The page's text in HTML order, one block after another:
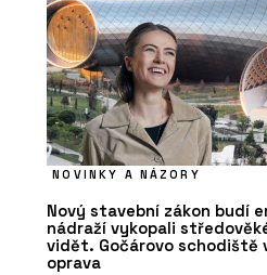
NOVINKY A NÁZORY
Nový stavební zákon budí
nádraží vykopali
vidět. Gočárovo schodiště
oprava